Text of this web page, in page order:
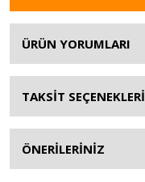
ÜRÜN YORUMLARI
TAKSİT SEÇENEKLERİ
ÖNERİLERİNİZ